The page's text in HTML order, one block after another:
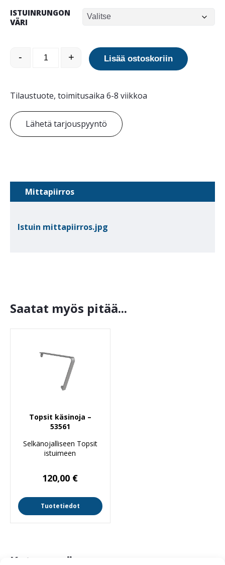
ISTUINRUNGON
VÄRI
Topsit Pagwood istuin määrä
- + Lisää ostoskoriin
Tilaustuote, toimitusaika 6-8 viikkoa
Lähetä tarjouspyyntö
Mittapiirros
Istuin mittapiirros.jpg
Saatat myös pitää...
Topsit käsinoja –
53561
Selkänojalliseen Topsit
istuimeen
120,00 €
Tuotetiedot
Katso myös